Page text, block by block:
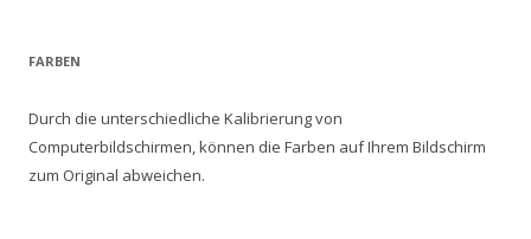
FARBEN
Durch die unterschiedliche Kalibrierung von
Computerbildschirmen, können die Farben auf Ihrem Bildschirm
zum Original abweichen.